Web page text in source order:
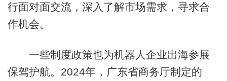
行面对面交流，深入了解市场需求，寻求合
作机会。
一些制度政策也为机器人企业出海参展
保驾护航。2024年，广东省商务厅制定的